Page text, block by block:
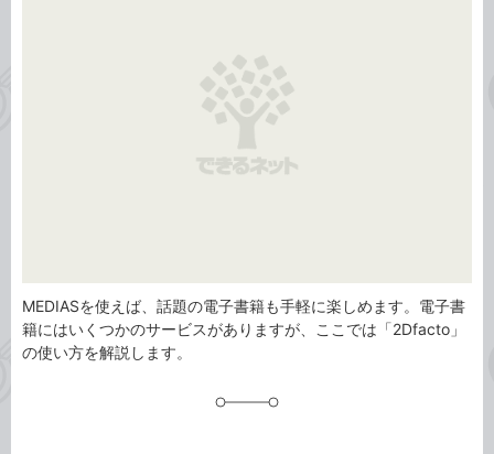
MEDIASを使えば、話題の電子書籍も手軽に楽しめます。電子書
籍にはいくつかのサービスがありますが、ここでは「2Dfacto」
の使い方を解説します。